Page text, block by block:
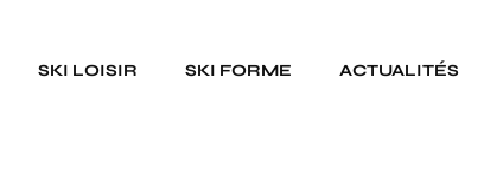
SKI LOISIR SKI FORME ACTUALITÉS